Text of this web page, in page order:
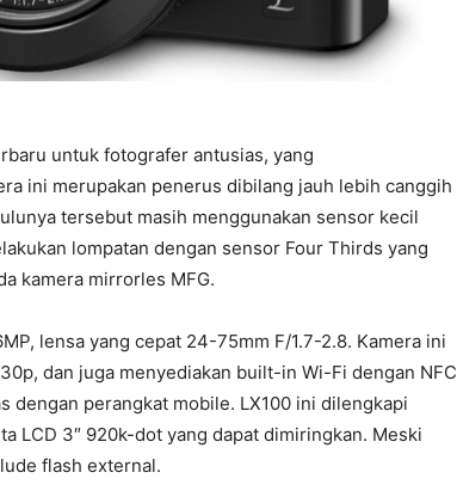
untuk fotografer antusias, yang
ini merupakan penerus dibilang jauh lebih canggih
tersebut masih menggunakan sensor kecil
lompatan dengan sensor Four Thirds yang
kamera mirrorles MFG.
lensa yang cepat 24-75mm F/1.7-2.8. Kamera ini
dan juga menyediakan built-in Wi-Fi dengan NFC
dengan perangkat mobile. LX100 ini dilengkapi
LCD 3″ 920k-dot yang dapat dimiringkan. Meski
flash external.